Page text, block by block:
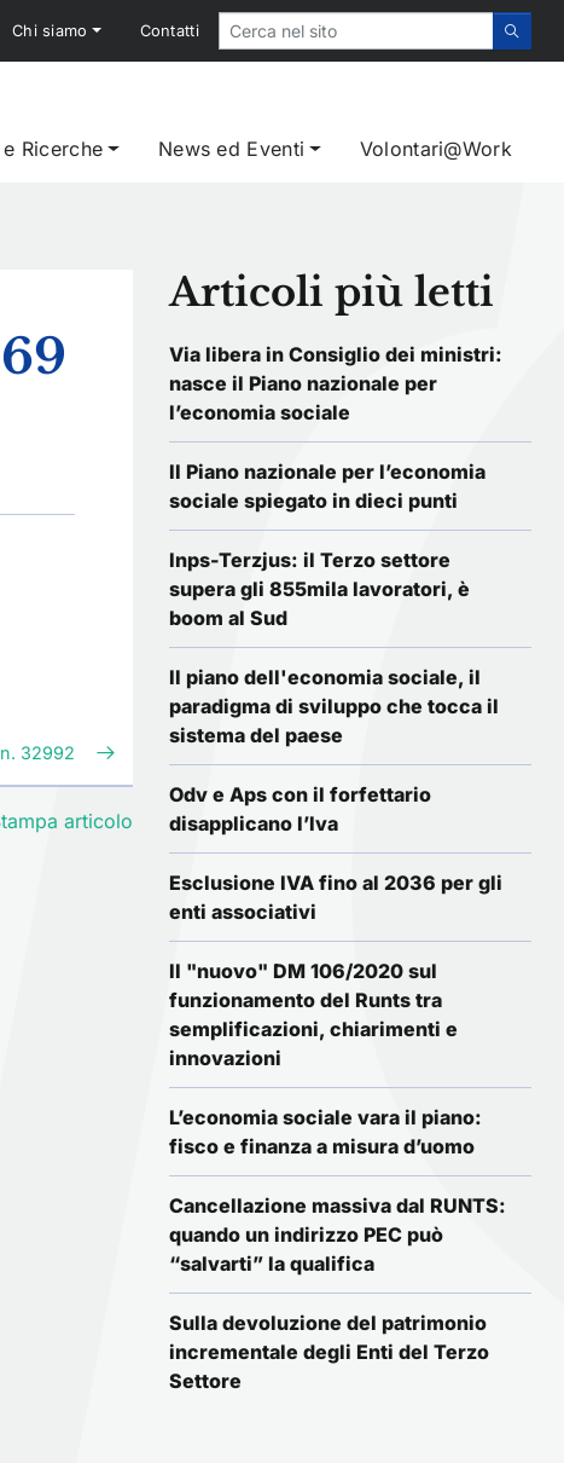
Chi siamo Contatti
Ricerche News ed Eventi Volontari@Work
32992
articolo
Articoli più letti
Via libera in Consiglio dei ministri:
nasce il Piano nazionale per
l’economia sociale
Il Piano nazionale per l’economia
sociale spiegato in dieci punti
Inps-Terzjus: il Terzo settore
supera gli 855mila lavoratori, è
boom al Sud
Il piano dell'economia sociale, il
paradigma di sviluppo che tocca il
sistema del paese
Odv e Aps con il forfettario
disapplicano l’Iva
Esclusione IVA fino al 2036 per gli
enti associativi
Il "nuovo" DM 106/2020 sul
funzionamento del Runts tra
semplificazioni, chiarimenti e
innovazioni
L’economia sociale vara il piano:
fisco e finanza a misura d’uomo
Cancellazione massiva dal RUNTS:
quando un indirizzo PEC può
“salvarti” la qualifica
Sulla devoluzione del patrimonio
incrementale degli Enti del Terzo
Settore